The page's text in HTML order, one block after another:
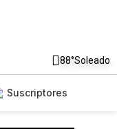
88°Soleado
Suscriptores